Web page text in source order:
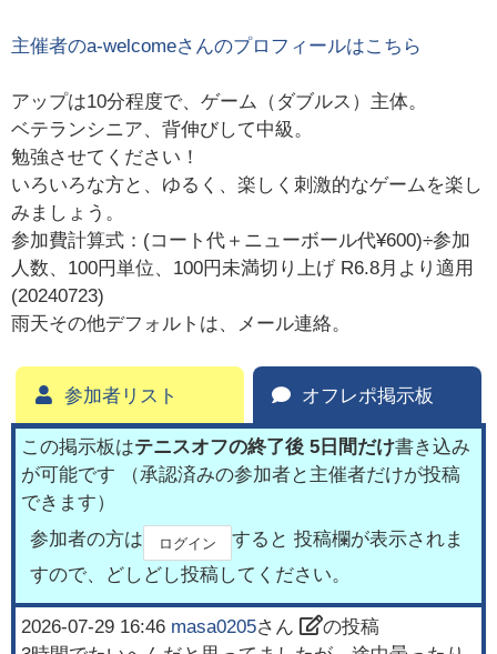
主催者のa-welcomeさんのプロフィールはこちら
アップは10分程度で、ゲーム（ダブルス）主体。
ベテランシニア、背伸びして中級。
勉強させてください！
いろいろな方と、ゆるく、楽しく刺激的なゲームを楽し
みましょう。
参加費計算式：(コート代＋ニューボール代¥600)÷参加
人数、100円単位、100円未満切り上げ R6.8月より適用
(20240723)
雨天その他デフォルトは、メール連絡。
参加者リスト オフレポ掲示板
この掲示板はテニスオフの終了後 5日間だけ書き込み
が可能です （承認済みの参加者と主催者だけが投稿
できます）
参加者の方は
ログイン
すると 投稿欄が表示されま
すので、どしどし投稿してください。
2026-07-29 16:46 masa0205さん
の投稿